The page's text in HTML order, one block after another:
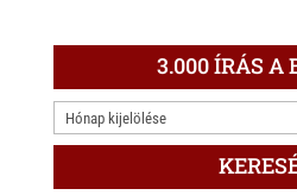
3.000 ÍRÁS A
3.000
ÍRÁS